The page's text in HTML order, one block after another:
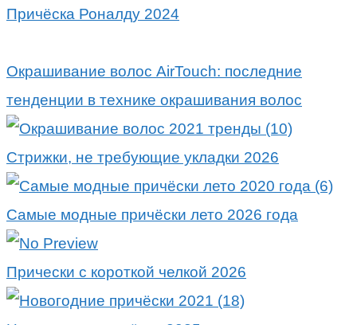
Причёска Роналду 2024
Окрашивание волос AirTouch: последние
тенденции в технике окрашивания волос
Стрижки, не требующие укладки 2026
Самые модные причёски лето 2026 года
Прически с короткой челкой 2026